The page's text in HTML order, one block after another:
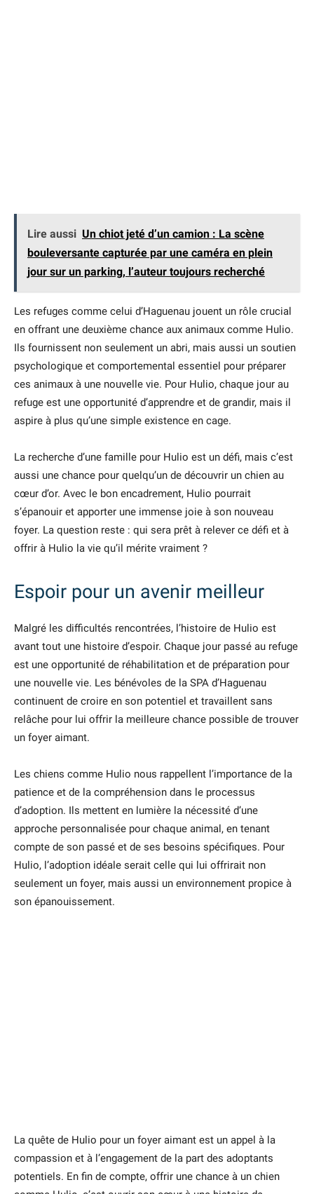
Lire aussi Un chiot jeté d’un camion : La scène
bouleversante capturée par une caméra en plein
jour sur un parking, l’auteur toujours recherché
Les refuges comme celui d’Haguenau jouent un rôle crucial
en offrant une deuxième chance aux animaux comme Hulio.
Ils fournissent non seulement un abri, mais aussi un soutien
psychologique et comportemental essentiel pour préparer
ces animaux à une nouvelle vie. Pour Hulio, chaque jour au
refuge est une opportunité d’apprendre et de grandir, mais il
aspire à plus qu’une simple existence en cage.
La recherche d’une famille pour Hulio est un défi, mais c’est
aussi une chance pour quelqu’un de découvrir un chien au
cœur d’or. Avec le bon encadrement, Hulio pourrait
s’épanouir et apporter une immense joie à son nouveau
foyer. La question reste : qui sera prêt à relever ce défi et à
offrir à Hulio la vie qu’il mérite vraiment ?
Espoir pour un avenir meilleur
Malgré les difficultés rencontrées, l’histoire de Hulio est
avant tout une histoire d’espoir. Chaque jour passé au refuge
est une opportunité de réhabilitation et de préparation pour
une nouvelle vie. Les bénévoles de la SPA d’Haguenau
continuent de croire en son potentiel et travaillent sans
relâche pour lui offrir la meilleure chance possible de trouver
un foyer aimant.
Les chiens comme Hulio nous rappellent l’importance de la
patience et de la compréhension dans le processus
d’adoption. Ils mettent en lumière la nécessité d’une
approche personnalisée pour chaque animal, en tenant
compte de son passé et de ses besoins spécifiques. Pour
Hulio, l’adoption idéale serait celle qui lui offrirait non
seulement un foyer, mais aussi un environnement propice à
son épanouissement.
La quête de Hulio pour un foyer aimant est un appel à la
compassion et à l’engagement de la part des adoptants
potentiels. En fin de compte, offrir une chance à un chien